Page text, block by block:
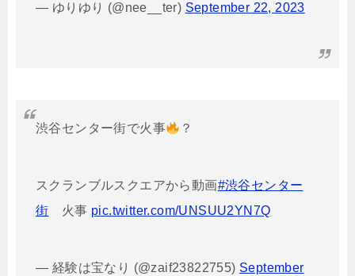
— ゆりゆり (@nee__ter) September 22, 2023
渋谷センター街で火事 ？
スクランブルスクエアから動画#渋谷センター
街 火事 pic.twitter.com/UNSUU2YN7Q
— 経験は宝なり (@zaif23822755) September